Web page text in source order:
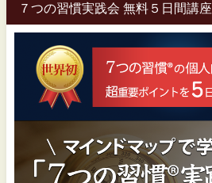
７つの習慣実践会 無料５日間講座